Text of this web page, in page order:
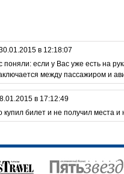
в 12:18:07
если у Вас уже есть на
между пассажиром и
в 17:12:49
купил билет и не получил места